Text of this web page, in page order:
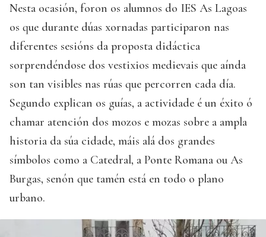
Nesta ocasión, foron os alumnos do IES As Lagoas
os que durante dúas xornadas participaron nas
diferentes sesións da proposta didáctica
sorprendéndose dos vestixios medievais que aínda
son tan visibles nas rúas que percorren cada día.
Segundo explican os guías, a actividade é un éxito ó
chamar atención dos mozos e mozas sobre a ampla
historia da súa cidade, máis alá dos grandes
símbolos como a Catedral, a Ponte Romana ou As
Burgas, senón que tamén está en todo o plano
urbano.